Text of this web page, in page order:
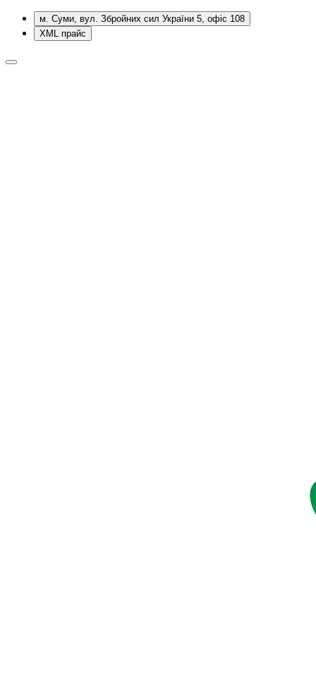
м. Суми, вул. Збройних сил України 5, офіс 108
XML прайс